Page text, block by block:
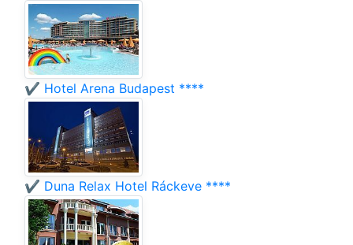
✔️ Hotel Arena Budapest ****
✔️ Duna Relax Hotel Ráckeve ****